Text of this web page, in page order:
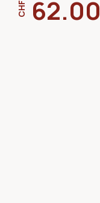
CHF 62.00